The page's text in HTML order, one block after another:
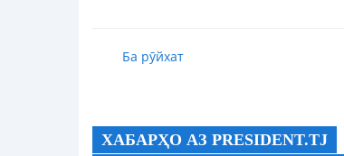
Ба рӯйхат
ХАБАРҲО АЗ PRESIDENT.TJ